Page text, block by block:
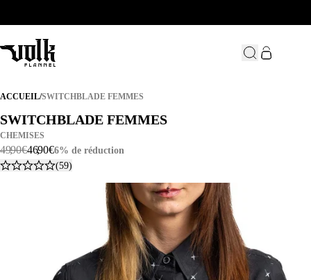
ACCUEIL/SWITCHBLADE FEMMES
SWITCHBLADE FEMMES
SWITCHBLADE FEMMES
SWITCHBLADE FEMMES
CHEMISES
49,90€46,90€6% de réduction
(59)